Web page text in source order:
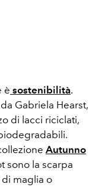
è sostenibilità.
Gabriela Hearst,
di lacci riciclati,
Autunno
sono la scarpa
maglia o